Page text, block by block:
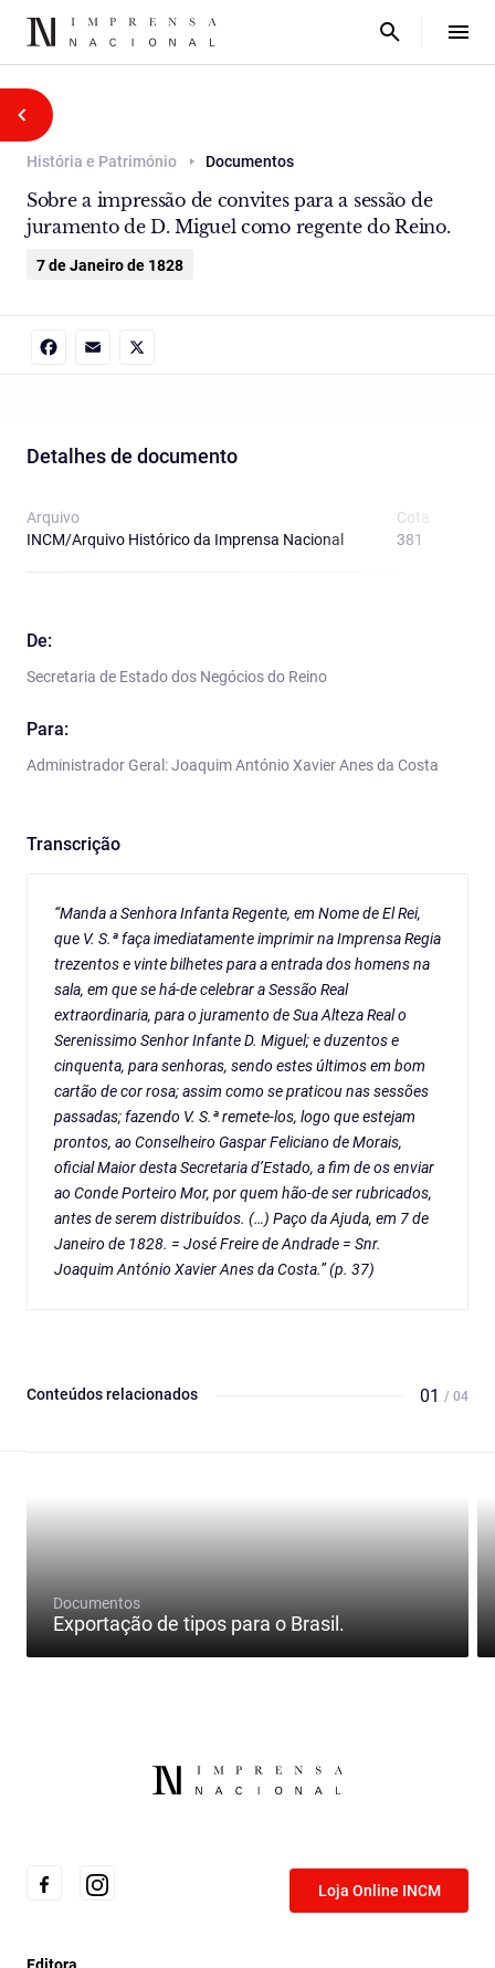
História e Património Documentos
Sobre a impressão de convites para a sessão de
juramento de D. Miguel como regente do Reino.
7 de Janeiro de 1828
Detalhes de documento
Arquivo
INCM/Arquivo Histórico da Imprensa Nacional
Cota
381
De:
Secretaria de Estado dos Negócios do Reino
Para:
Administrador Geral: Joaquim António Xavier Anes da Costa
Transcrição
“Manda a Senhora Infanta Regente, em Nome de El Rei,
que V. S.ª faça imediatamente imprimir na Imprensa Regia
trezentos e vinte bilhetes para a entrada dos homens na
sala, em que se há-de celebrar a Sessão Real
extraordinaria, para o juramento de Sua Alteza Real o
Serenissimo Senhor Infante D. Miguel; e duzentos e
cinquenta, para senhoras, sendo estes últimos em bom
cartão de cor rosa; assim como se praticou nas sessões
passadas; fazendo V. S.ª remete-los, logo que estejam
prontos, ao Conselheiro Gaspar Feliciano de Morais,
oficial Maior desta Secretaria d’Estado, a fim de os enviar
ao Conde Porteiro Mor, por quem hão-de ser rubricados,
antes de serem distribuídos. (…) Paço da Ajuda, em 7 de
Janeiro de 1828. = José Freire de Andrade = Snr.
Joaquim António Xavier Anes da Costa.” (p. 37)
Conteúdos relacionados 01 / 04
Documentos
Exportação de tipos para o Brasil.
Loja Online INCM